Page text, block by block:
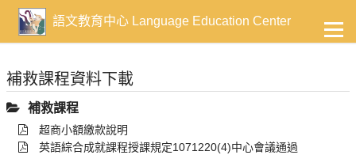
主
要
容
語文教育中心 Language Education Center
補救課程資料下載
補救課程
超商小額繳款說明
英語綜合成就課程授課規定1071220(4)中心會議通過